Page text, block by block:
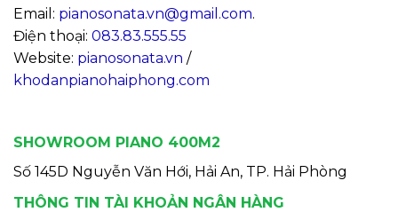
Email: pianosonata.vn@gmail.com.
Điện thoại: 083.83.555.55
Website: pianosonata.vn /
khodanpianohaiphong.com
SHOWROOM PIANO 400M2
Số 145D Nguyễn Văn Hới, Hải An, TP. Hải Phòng
THÔNG TIN TÀI KHOẢN NGÂN HÀNG